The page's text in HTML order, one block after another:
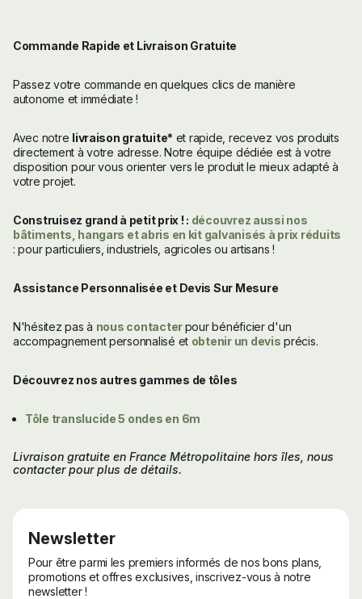
Commande Rapide et Livraison Gratuite
Passez votre commande en quelques clics de manière
autonome et immédiate !
Avec notre livraison gratuite* et rapide, recevez vos produits
directement à votre adresse. Notre équipe dédiée est à votre
disposition pour vous orienter vers le produit le mieux adapté à
votre projet.
Construisez grand à petit prix ! : découvrez aussi nos
bâtiments, hangars et abris en kit galvanisés à prix réduits
:pour particuliers, industriels, agricoles ou artisans !
Assistance Personnalisée et Devis Sur Mesure
N'hésitez pas à nous contacterpour bénéficier d'un
accompagnement personnalisé et obtenir un devis précis.
Découvrez nos autres gammes de tôles
Tôle translucide 5 ondes en 6m
Livraison gratuite en France Métropolitaine hors îles, nous
contacter pour plus de détails.
Newsletter
Pour être parmi les premiers informés de nos bons plans,
promotions et offres exclusives, inscrivez-vous à notre
newsletter !